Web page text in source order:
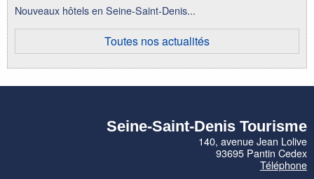
Nouveaux hôtels en Seine-Saint-Denis...
Toutes nos actualités
Seine-Saint-Denis Tourisme
140, avenue Jean Lolive
93695 Pantin Cedex
Téléphone